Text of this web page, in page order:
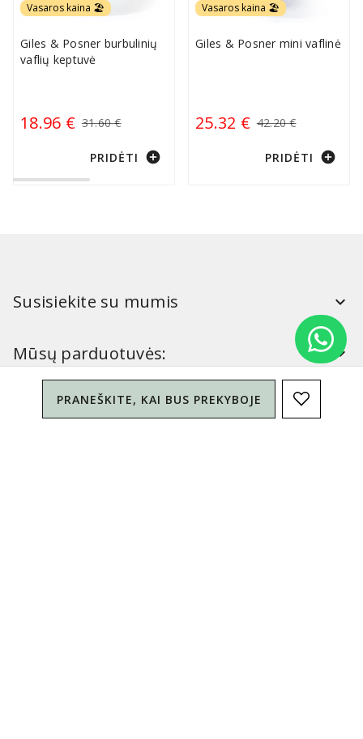
PRANEŠKITE, KAI BUS PREKYBOJE
Vasaros kaina 🏖️
Giles & Posner burbulinių
vaflių keptuvė
18.96 € 31.60 €
PRIDĖTI add_circle
Vasaros kaina 🏖️
Giles & Posner mini vaflinė
25.32 € 42.20 €
PRIDĖTI add_circle
Susisiekite su mumis
Mūsų parduotuvės:
Simitri